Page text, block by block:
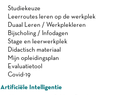
Studiekeuze
Leerroutes leren op de werkplek
Duaal Leren / Werkplekleren
Bijscholing / Infodagen
Stage en leerwerkplek
Didactisch materiaal
Mijn opleidingsplan
Evaluatietool
Covid-19
Artificiële Intelligentie